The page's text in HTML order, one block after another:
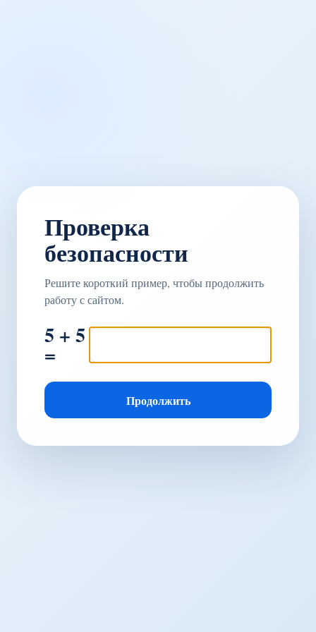
Проверка
безопасности
Решите короткий пример, чтобы продолжить
работу с сайтом.
5 + 5
=
Продолжить